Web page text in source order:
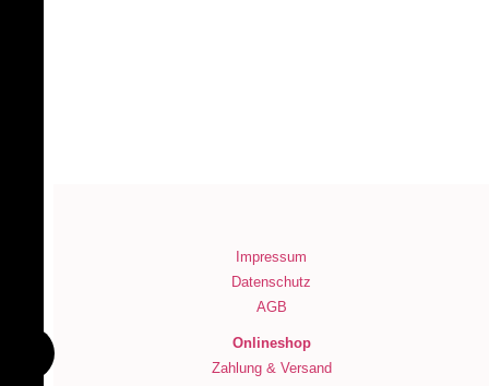
Impressum
Datenschutz
AGB
Onlineshop
Zahlung & Versand